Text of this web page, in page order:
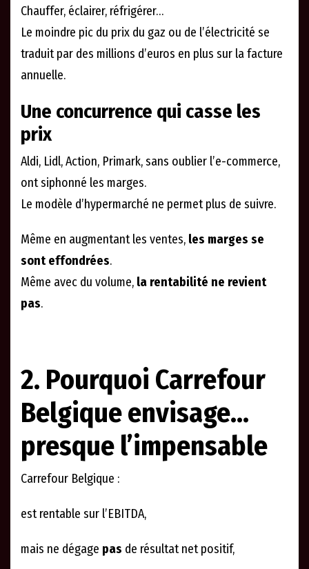
Chauffer, éclairer, réfrigérer…
Le moindre pic du prix du gaz ou de l’électricité se
traduit par des millions d’euros en plus sur la facture
annuelle.
Une concurrence qui casse les
prix
Aldi, Lidl, Action, Primark, sans oublier l’e-commerce,
ont siphonné les marges.
Le modèle d’hypermarché ne permet plus de suivre.
Même en augmentant les ventes, les marges se
sont effondrées.
Même avec du volume, la rentabilité ne revient
pas.
2. Pourquoi Carrefour
Belgique envisage…
presque l’impensable
Carrefour Belgique :
est rentable sur l’EBITDA,
mais ne dégage pas de résultat net positif,